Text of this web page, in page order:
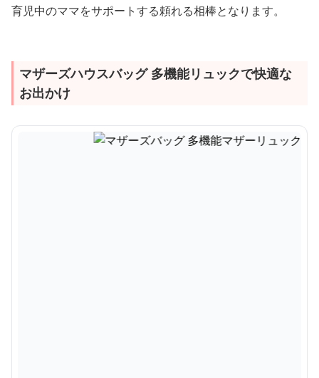
育児中のママをサポートする頼れる相棒となります。
マザーズハウスバッグ 多機能リュックで快適な
お出かけ